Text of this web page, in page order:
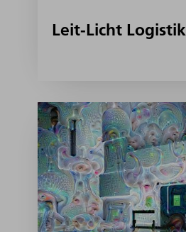
Leit-Licht Logistik